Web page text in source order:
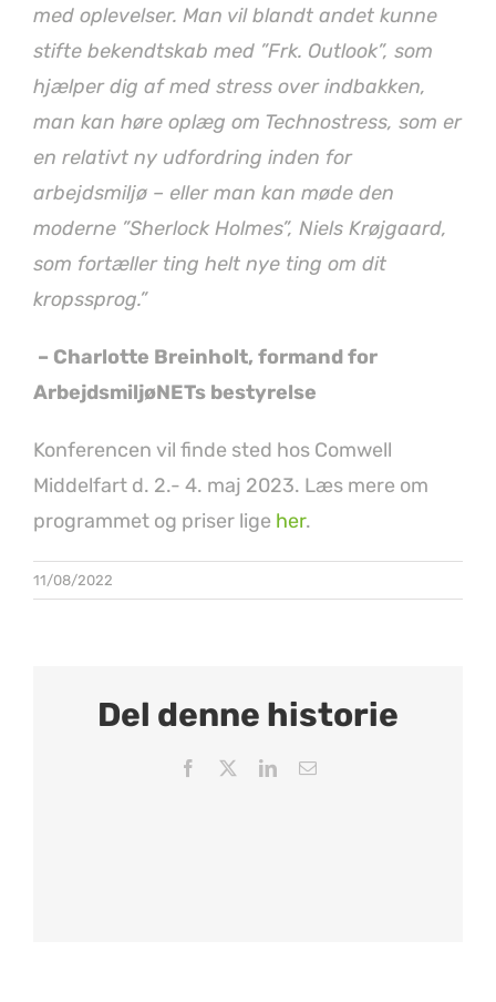
med oplevelser. Man vil blandt andet kunne
stifte bekendtskab med ”Frk. Outlook”, som
hjælper dig af med stress over indbakken,
man kan høre oplæg om Technostress, som er
en relativt ny udfordring inden for
arbejdsmiljø – eller man kan møde den
moderne ”Sherlock Holmes”, Niels Krøjgaard,
som fortæller ting helt nye ting om dit
kropssprog.”
– Charlotte Breinholt, formand for
ArbejdsmiljøNETs bestyrelse
Konferencen vil finde sted hos Comwell
Middelfart d. 2.- 4. maj 2023. Læs mere om
programmet og priser lige her.
11/08/2022
Del denne historie
Facebook LinkedInEmail